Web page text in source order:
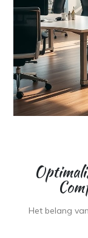
Het belang